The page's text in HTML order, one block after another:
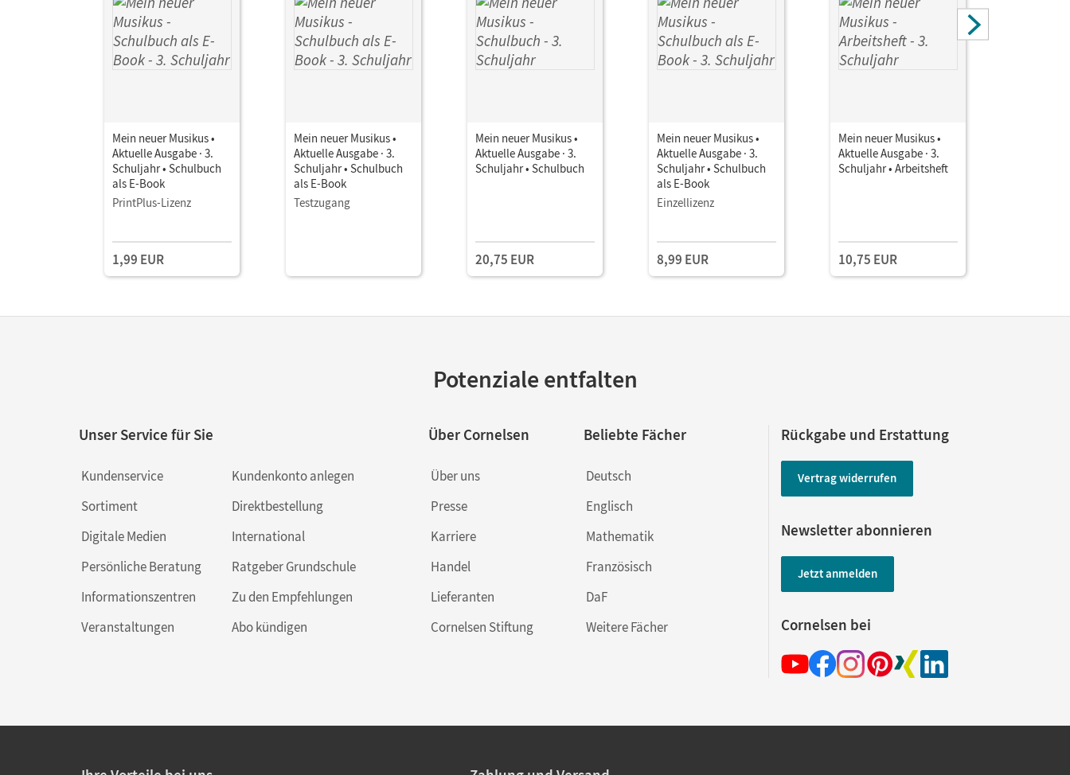
Mein neuer Musikus •
Aktuelle Ausgabe · 3.
Schuljahr • Schulbuch
als E-Book
PrintPlus-Lizenz
1,99 EUR
Mein neuer Musikus •
Aktuelle Ausgabe · 3.
Schuljahr • Schulbuch
als E-Book
Testzugang
Mein neuer Musikus •
Aktuelle Ausgabe · 3.
Schuljahr • Schulbuch
20,75 EUR
Mein neuer Musikus •
Aktuelle Ausgabe · 3.
Schuljahr • Schulbuch
als E-Book
Einzellizenz
8,99 EUR
Mein neuer Musikus •
Aktuelle Ausgabe · 3.
Schuljahr • Arbeitsheft
10,75 EUR
Potenziale entfalten
Unser Service für Sie
Kundenservice
Sortiment
Digitale Medien
Persönliche Beratung
Informationszentren
Veranstaltungen
Kundenkonto anlegen
Direktbestellung
International
Ratgeber Grundschule
Zu den Empfehlungen
Abo kündigen
Über Cornelsen
Über uns
Presse
Karriere
Handel
Lieferanten
Cornelsen Stiftung
Beliebte Fächer
Deutsch
Englisch
Mathematik
Französisch
DaF
Weitere Fächer
Rückgabe und Erstattung
Vertrag widerrufen
Newsletter abonnieren
Jetzt anmelden
Cornelsen bei